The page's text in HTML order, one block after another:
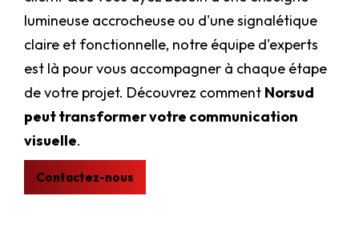
lumineuse accrocheuse ou d'une signalétique
claire et fonctionnelle, notre équipe d'experts
est là pour vous accompagner à chaque étape
de votre projet. Découvrez comment Norsud
peut transformer votre communication
visuelle.
Contactez-nous